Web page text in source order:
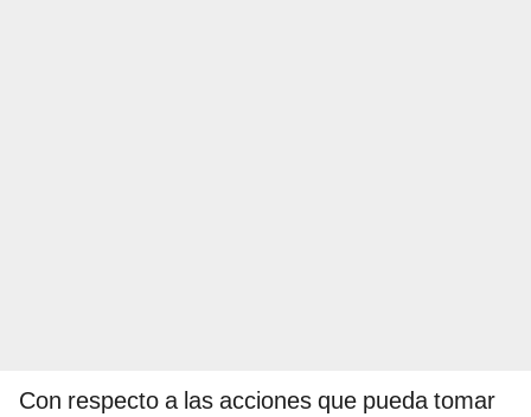
Con respecto a las acciones que pueda tomar